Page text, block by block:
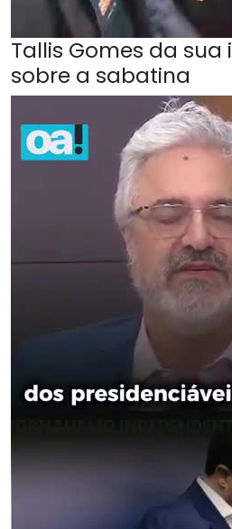
Tallis Gomes da sua
sobre a sabatina